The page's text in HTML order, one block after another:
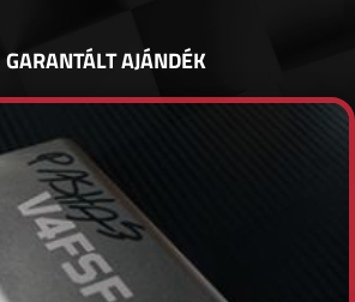
GARANTÁLT AJÁNDÉK